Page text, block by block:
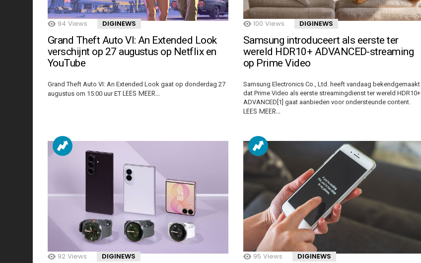
94 Views DIGINEWS
Grand Theft Auto VI: An Extended Look
verschijnt op 27 augustus op Netflix en
YouTube
Grand Theft Auto VI: An Extended Look gaat op donderdag 27
augustus om 15:00 uur ET LEES MEER…
100 Views DIGINEWS
Samsung introduceert als eerste ter
wereld HDR10+ ADVANCED-streaming
op Prime Video
Samsung Electronics Co., Ltd. heeft vandaag bekendgemaakt
dat Prime Video als eerste streamingdienst ter wereld HDR10+
ADVANCED[1] gaat aanbieden voor ondersteunde content.
LEES MEER…
92 Views DIGINEWS 95 Views DIGINEWS